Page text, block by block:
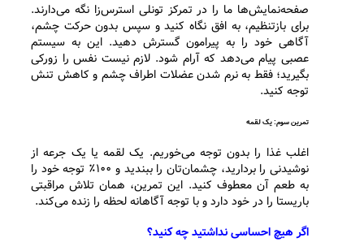
صفحه‌نمایش‌ها ما را در تمرکز تونلی استرس‌زا نگه می‌دارند.
برای بازتنظیم، به افق نگاه کنید و سپس بدون حرکت چشم،
آگاهی خود را به پیرامون گسترش دهید. این به سیستم
عصبی پیام می‌دهد که آرام شود. لازم نیست نفس را زورکی
بگیرید؛ فقط به نرم شدن عضلات اطراف چشم و کاهش تنش
توجه کنید.
تمرین سوم: یک لقمه
اغلب غذا را بدون توجه می‌خوریم. یک لقمه یا یک جرعه از
نوشیدنی را بردارید، چشمان‌تان را ببندید و ۱۰۰٪ توجه خود را
به طعم آن معطوف کنید. این تمرین، همان تلاش مراقبتی
باریستا را در خود دارد و با توجه آگاهانه لحظه را زنده می‌کند.
اگر هیچ احساسی نداشتید چه کنید؟